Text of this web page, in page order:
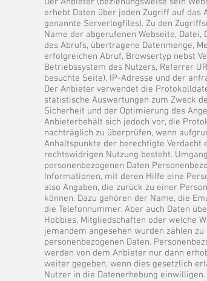
erhebt Daten über jeden Zugriff auf das
genannte Serverlogfiles). Zu den
Name der abgerufenen Webseite, Datei,
des Abrufs, übertragene Datenmenge,
erfolgreichen Abruf, Browsertyp nebst
Betriebssystem des Nutzers, Referrer
besuchte Seite), IP-Adresse und der
Der Anbieter verwendet die
statistische Auswertungen zum Zweck
Sicherheit und der Optimierung des
Anbieterbehält sich jedoch vor, die
nachträglich zu überprüfen, wenn
Anhaltspunkte der berechtigte Verdacht
rechtswidrigen Nutzung besteht.
personenbezogenen Daten
Informationen, mit deren Hilfe eine
also Angaben, die zurück zu einer
können. Dazu gehören der Name, die
die Telefonnummer. Aber auch Daten
Hobbies, Mitgliedschaften oder welche
jemandem angesehen wurden zählen zu
personenbezogenen Daten.
werden von dem Anbieter nur dann
weiter gegeben, wenn dies gesetzlich
Nutzer in die Datenerhebung einwilligen.